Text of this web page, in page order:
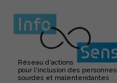
Réseau d'actions
pour l'inclusion des personnes
sourdes et malentendantes